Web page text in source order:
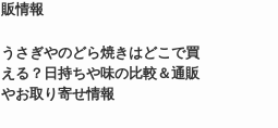
販情報
うさぎやのどら焼きはどこで買
える？日持ちや味の比較＆通販
やお取り寄せ情報